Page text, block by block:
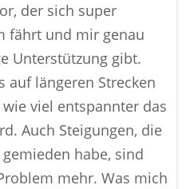
der sich super
fährt und mir genau
Unterstützung gibt.
auf längeren Strecken
viel entspannter das
Auch Steigungen, die
habe, sind
mehr. Was mich